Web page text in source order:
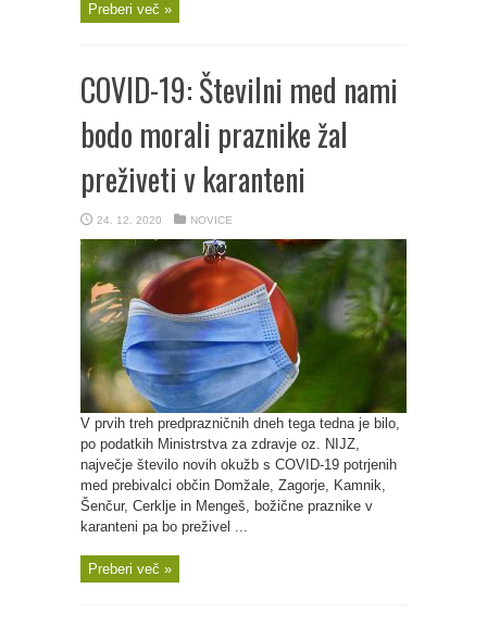
Preberi več »
COVID-19: Številni med nami
bodo morali praznike žal
preživeti v karanteni
24. 12. 2020 NOVICE
V prvih treh predprazničnih dneh tega tedna je bilo,
po podatkih Ministrstva za zdravje oz. NIJZ,
največje število novih okužb s COVID-19 potrjenih
med prebivalci občin Domžale, Zagorje, Kamnik,
Šenčur, Cerklje in Mengeš, božične praznike v
karanteni pa bo preživel ...
Preberi več »